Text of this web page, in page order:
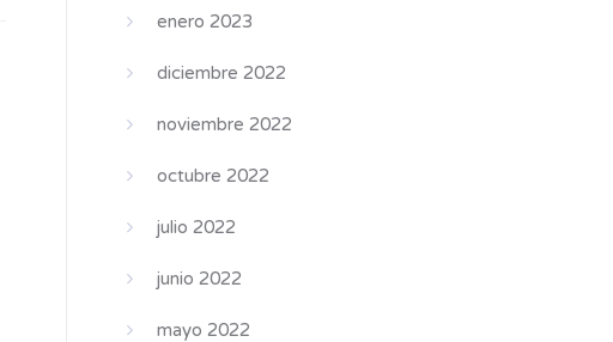
enero 2023
diciembre 2022
noviembre 2022
octubre 2022
julio 2022
junio 2022
mayo 2022